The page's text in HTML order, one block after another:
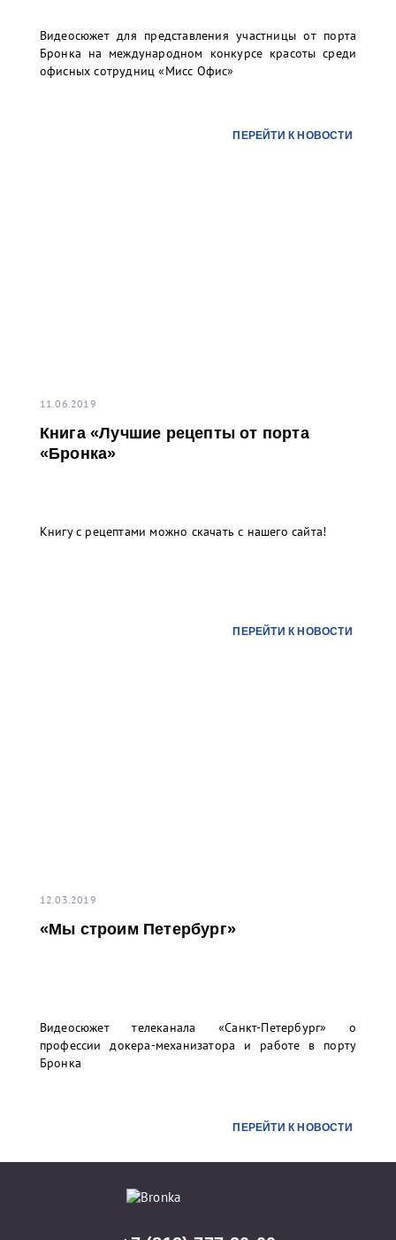
Видеосюжет для представления участницы от порта
Бронка на международном конкурсе красоты среди
офисных сотрудниц «Мисс Офис»
ПЕРЕЙТИ К НОВОСТИ
11.06.2019
Книга «Лучшие рецепты от порта
«Бронка»
Книгу с рецептами можно скачать с нашего сайта!
ПЕРЕЙТИ К НОВОСТИ
12.03.2019
«Мы строим Петербург»
Видеосюжет телеканала «Санкт-Петербург» о
профессии докера-механизатора и работе в порту
Бронка
ПЕРЕЙТИ К НОВОСТИ